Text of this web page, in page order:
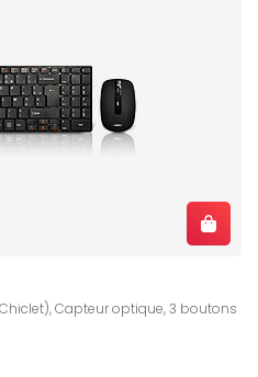
Capteur optique, 3 boutons